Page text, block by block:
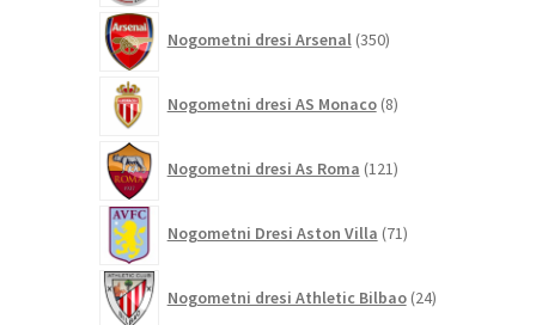
Nogometni dresi Arsenal 350izdelkov
Nogometni dresi AS Monaco 8izdelkov
Nogometni dresi As Roma 121izdelkov
Nogometni Dresi Aston Villa 71izdelkov
Nogometni dresi Athletic Bilbao 24izdelkov